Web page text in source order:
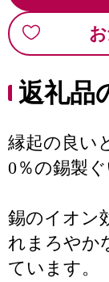
返礼品
縁起の良い
0％の錫製ぐ
錫のイオン
れまろやか
ています。